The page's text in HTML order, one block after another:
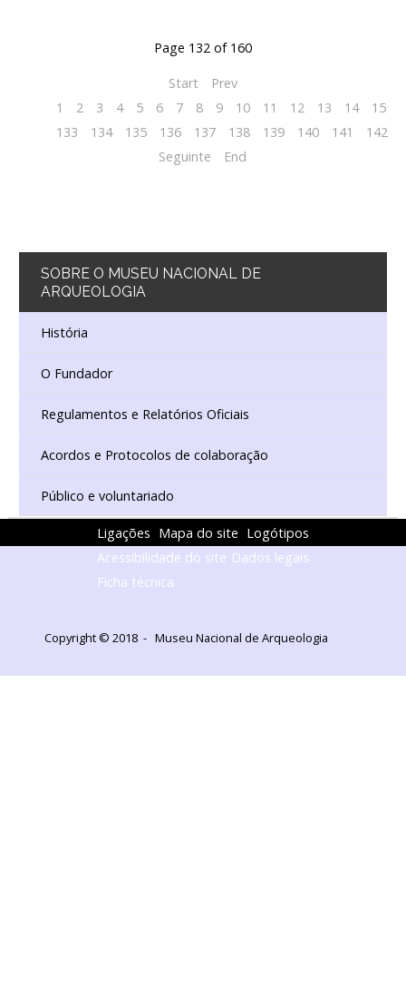
Page 132 of 160
Start
Prev
1
2 3 4 5 6 7 8 9 10 11 12 13 14 15
133
134 135 136 137 138 139 140 141 142
Seguinte
End
SOBRE O MUSEU NACIONAL DE
ARQUEOLOGIA
História
O Fundador
Regulamentos e Relatórios Oficiais
Acordos e Protocolos de colaboração
Público e voluntariado
Ligações Mapa do site Logótipos
Acessibilidade do site Dados legais
Ficha técnica
Copyright © 2018 - Museu Nacional de Arqueologia